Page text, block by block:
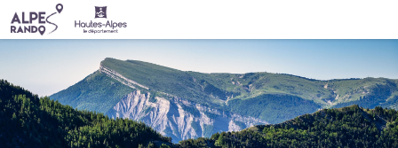
Ravin de la Mèque (VTT n°39 rouge)